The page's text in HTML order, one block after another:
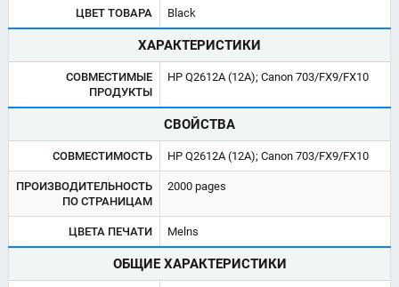
ЦВЕТ ТОВАРА Black
ХАРАКТЕРИСТИКИ
СОВМЕСТИМЫЕ
ПРОДУКТЫ
HP Q2612A (12A); Canon 703/FX9/FX10
СВОЙСТВА
СОВМЕСТИМОСТЬ HP Q2612A (12A); Canon 703/FX9/FX10
ПРОИЗВОДИТЕЛЬНОСТЬ
ПО СТРАНИЦАМ
2000 pages
ЦВЕТА ПЕЧАТИ Melns
ОБЩИЕ ХАРАКТЕРИСТИКИ